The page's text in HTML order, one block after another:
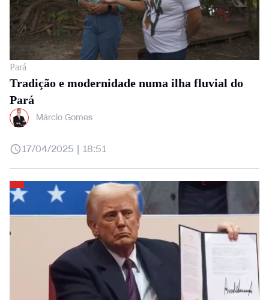
Pará
Tradição e modernidade numa ilha fluvial do
Pará
Márcio Gomes
17/04/2025 | 18:51